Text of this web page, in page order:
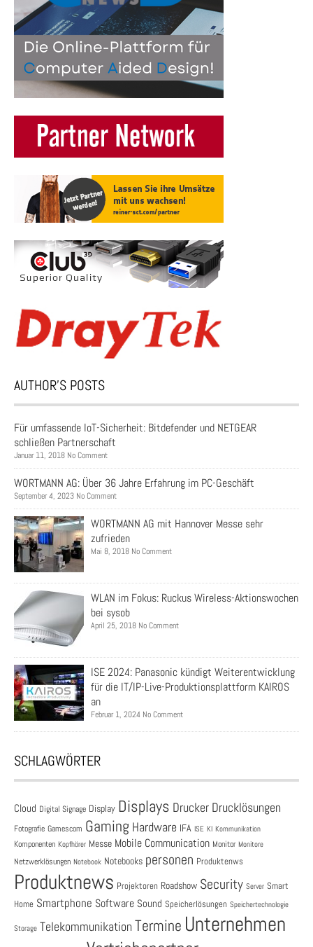
AUTHOR’S POSTS
Für umfassende IoT-Sicherheit: Bitdefender und NETGEAR
schließen Partnerschaft
Januar 11, 2018 No Comment
WORTMANN AG: Über 36 Jahre Erfahrung im PC-Geschäft
September 4, 2023 No Comment
WORTMANN AG mit Hannover Messe sehr
zufrieden
Mai 8, 2018 No Comment
WLAN im Fokus: Ruckus Wireless-Aktionswochen
bei sysob
April 25, 2018 No Comment
ISE 2024: Panasonic kündigt Weiterentwicklung
für die IT/IP-Live-Produktionsplattform KAIROS
an
Februar 1, 2024 No Comment
SCHLAGWÖRTER
Cloud Digital Signage Display Displays Drucker Drucklösungen
Fotografie Gamescom Gaming Hardware IFA ISE KI Kommunikation
Komponenten Kopfhörer Messe Mobile Communication Monitor Monitore
Netzwerklösungen Notebook Notebooks personen Produktenws
Produktnews Projektoren Roadshow Security Server Smart
Home Smartphone Software Sound Speicherlösungen Speichertechnologie
Storage Telekommunikation Termine Unternehmen